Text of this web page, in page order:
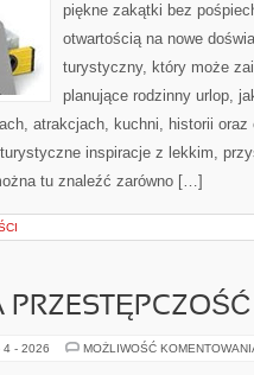
piękne zakątki bez
otwartością na nowe
turystyczny, który może
planujące rodzinny urlop,
atrakcjach, kuchni, historii
inspiracje z lekkim,
tu znaleźć zarówno […]
PRZESTĘPCZOŚĆ
4 - 2026 MOŻLIWOŚĆ